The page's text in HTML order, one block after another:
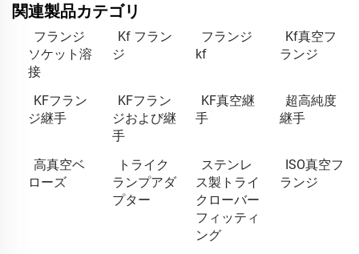
関連製品カテゴリ
フランジ
ソケット溶
接
Kf フラン
ジ
フランジ
kf
Kf真空フ
ランジ
KFフラン
ジ継手
KFフラン
ジおよび継
手
KF真空継
手
超高純度
継手
高真空ベ
ローズ
トライク
ランプアダ
プター
ステンレ
ス製トライ
クローバー
フィッティ
ング
ISO真空フ
ランジ